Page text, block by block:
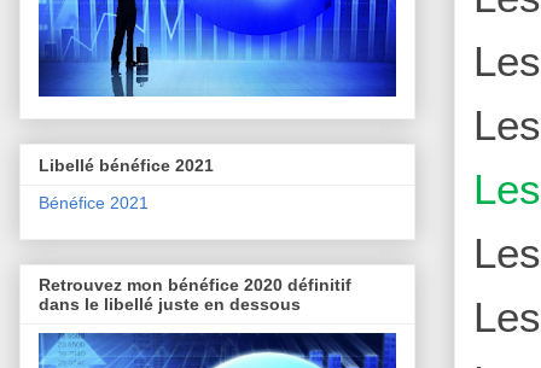
Libellé bénéfice 2021
Bénéfice 2021
Retrouvez mon bénéfice 2020 définitif
dans le libellé juste en dessous